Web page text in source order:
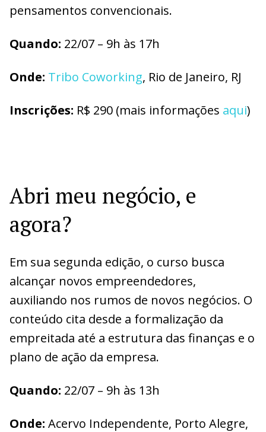
pensamentos convencionais.
Quando: 22/07 – 9h às 17h
Onde: Tribo Coworking, Rio de Janeiro, RJ
Inscrições: R$ 290 (mais informações aqui)
Abri meu negócio, e
agora?
Em sua segunda edição, o curso busca
alcançar novos empreendedores,
auxiliando nos rumos de novos negócios. O
conteúdo cita desde a formalização da
empreitada até a estrutura das finanças e o
plano de ação da empresa.
Quando: 22/07 – 9h às 13h
Onde: Acervo Independente, Porto Alegre,